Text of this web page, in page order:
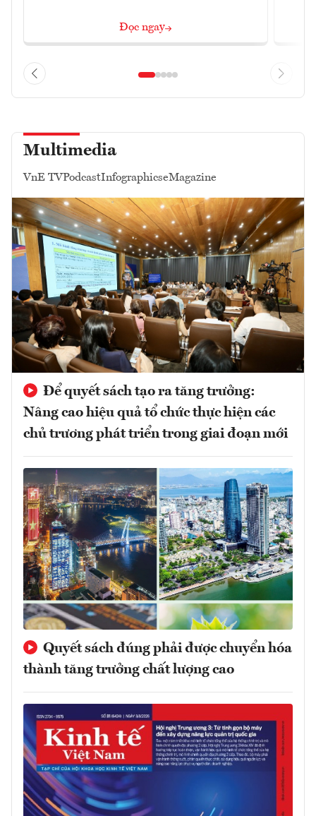
Đọc ngay
Multimedia
VnE TVPodcastInfographicseMagazine
Để quyết sách tạo ra tăng trưởng:
Nâng cao hiệu quả tổ chức thực hiện các
chủ trương phát triển trong giai đoạn mới
Quyết sách đúng phải được chuyển hóa
thành tăng trưởng chất lượng cao